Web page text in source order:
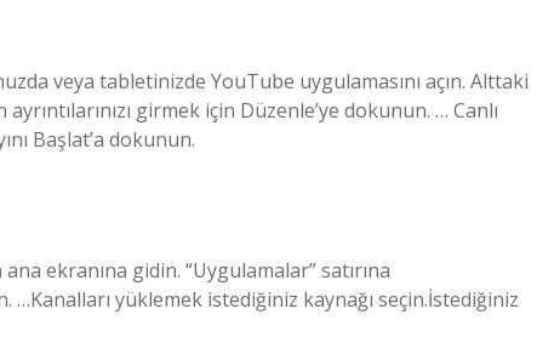
veya tabletinizde YouTube uygulamasını açın. Alttaki
ayrıntılarınızı girmek için Düzenle’ye dokunun. … Canlı
Başlat’a dokunun.
ekranına gidin. “Uygulamalar” satırına
…Kanalları yüklemek istediğiniz kaynağı seçin.İstediğiniz